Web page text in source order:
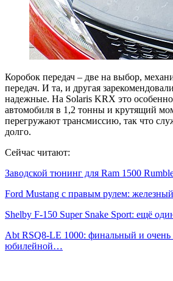
Коробок передач – две на выбор,
передач. И та, и другая
надежные. На Solaris KRX это
автомобиля в 1,2 тонны и крутящий
перегружают трансмиссию, так что
долго.
Сейчас читают:
Заводской тюнинг для Ram 1500
Ford Mustang с правым рулем:
Shelby F-150 Super Snake Sport: ещё
Abt RSQ8-LE 1000: финальный и очень
юбилейной…